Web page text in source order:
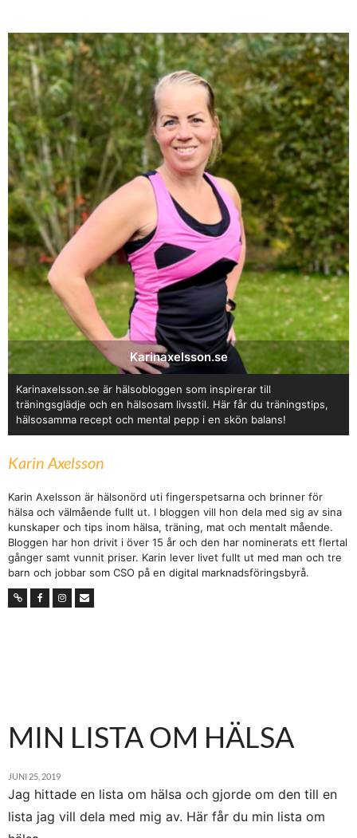
Karinaxelsson.se
Karinaxelsson.se är hälsobloggen som inspirerar till
träningsglädje och en hälsosam livsstil. Här får du träningstips,
hälsosamma recept och mental pepp i en skön balans!
Karin Axelsson
Karin Axelsson är hälsonörd uti fingerspetsarna och brinner för
hälsa och välmående fullt ut. I bloggen vill hon dela med sig av sina
kunskaper och tips inom hälsa, träning, mat och mentalt mående.
Bloggen har hon drivit i över 15 år och den har nominerats ett flertal
gånger samt vunnit priser. Karin lever livet fullt ut med man och tre
barn och jobbar som CSO på en digital marknadsföringsbyrå.
MIN LISTA OM HÄLSA
JUNI 25, 2019
Jag hittade en lista om hälsa och gjorde om den till en
lista jag vill dela med mig av. Här får du min lista om